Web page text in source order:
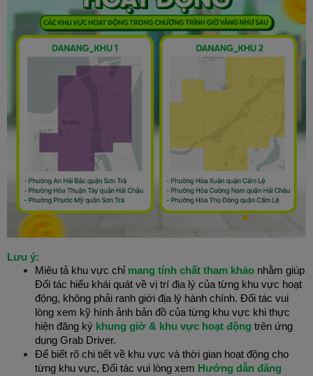
Lưu ý:
Miêu tả khu vực chỉ mang tính chất tham khảo nhằm giúp
Đối tác hiểu khái quát về vị trí địa lý của từng khu vực hoạt
động, không phải ranh giới địa lý hành chính. Đối tác vui
lòng xem kỹ hình ảnh bản đồ của từng khu vực khi thực
hiện đăng ký khung giờ & khu vực hoạt động trên ứng
dụng Grab Driver.
Để biết rõ chi tiết về khu vực và thời gian hoạt động cho
từng khu vực, Đối tác vui lòng xem Hướng dẫn đăng